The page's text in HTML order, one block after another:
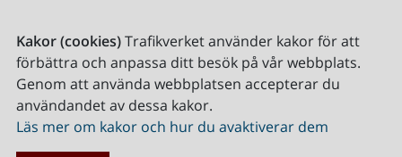
Kakor (cookies)Trafikverket använder kakor för att
förbättra och anpassa ditt besök på vår webbplats.
Genom att använda webbplatsen accepterar du
användandet av dessa kakor.
Läs mer om kakor och hur du avaktiverar dem